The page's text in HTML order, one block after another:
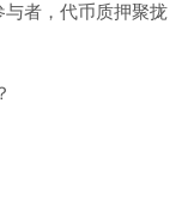
者，代币质押聚拢